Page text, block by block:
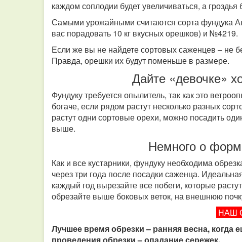
каждом соплодии будет увеличиваться, а
Самыми урожайными считаются сорта фундука
вас порадовать 10 кг вкусных орешков) и №4219.
Если же вы не найдете сортовых саженцев – не
Правда, орешки их будут поменьше в размере.
Дайте «девочке»
Фундуку требуется опылитель, так как это
богаче, если рядом растут несколько разных
растут одни сортовые орехи, можно посадить
выше.
Немного о
Как и все кустарники, фундуку необходима
через три года после посадки саженца.
каждый год вырезайте все побеги, которые
обрезайте выше боковых веток, на внешнюю
НАШ
Лучшее время обрезки – ранняя весна, когда